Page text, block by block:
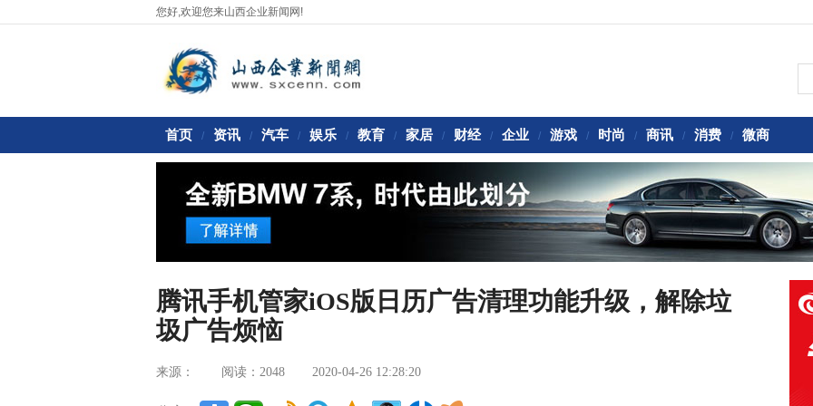
您好,欢迎您来山西企业新闻网!
首页 / 资讯 / 汽车 / 娱乐 / 教育 / 家居 / 财经 / 企业 / 游戏 / 时尚 / 商讯 / 消费 / 微商
腾讯手机管家iOS版日历广告清理功能升级，解除垃
圾广告烦恼
来源： 阅读：2048 2020-04-26 12:28:20